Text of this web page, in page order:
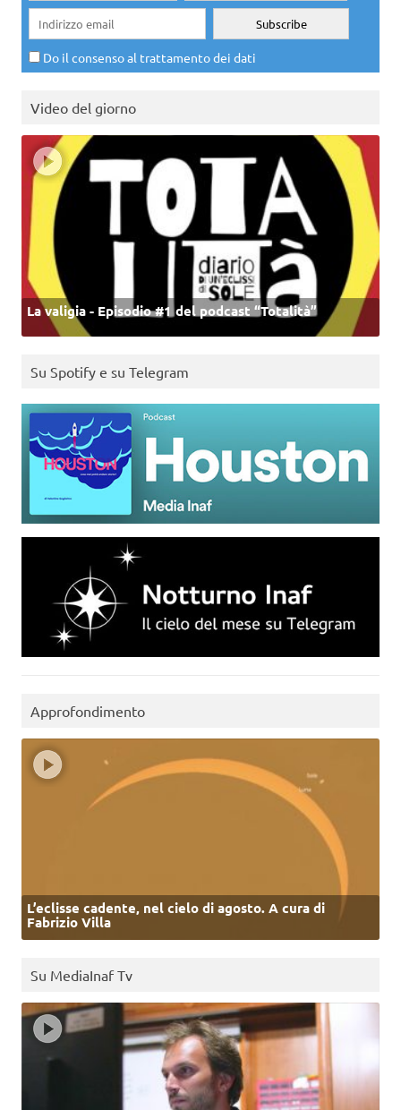
Do il consenso al trattamento dei dati
Video del giorno
La valigia - Episodio #1 del podcast “Totalità”
Su Spotify e su Telegram
Approfondimento
L’eclisse cadente, nel cielo di agosto. A cura di
Fabrizio Villa
Su MediaInaf Tv